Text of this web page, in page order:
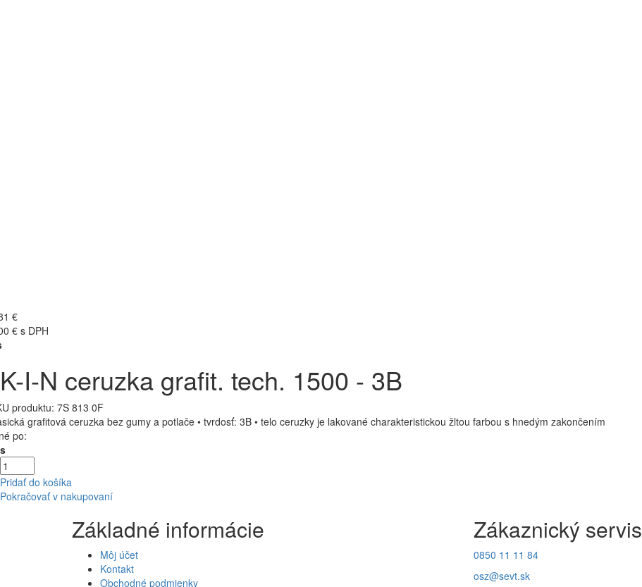
€
€ s DPH
K-I-N ceruzka grafit. tech. 1500 - 3B
produktu: 7S 813 0F
grafitová ceruzka bez gumy a potlače • tvrdosť: 3B • telo ceruzky je lakované charakteristickou žltou farbou s hnedým zakončením
po:
Pridať do košíka
Pokračovať v nakupovaní
Základné informácie
Môj účet
Kontakt
Obchodné podmienky
Zákaznický servis
0850 11 11 84
osz@sevt.sk